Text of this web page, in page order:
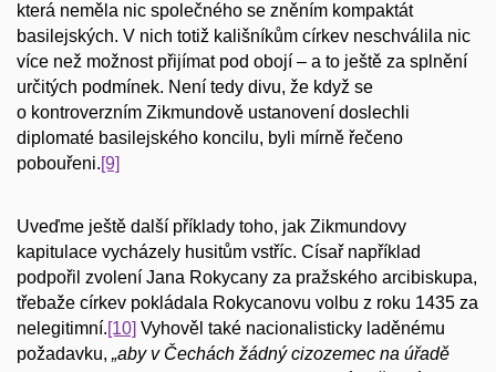
která neměla nic společného se zněním kompaktát
basilejských. V nich totiž kališníkům církev neschválila nic
více než možnost přijímat pod obojí – a to ještě za splnění
určitých podmínek. Není tedy divu, že když se
o kontroverzním Zikmundově ustanovení doslechli
diplomaté basilejského koncilu, byli mírně řečeno
pobouřeni.[9]
Uveďme ještě další příklady toho, jak Zikmundovy
kapitulace vycházely husitům vstříc. Císař například
podpořil zvolení Jana Rokycany za pražského arcibiskupa,
třebaže církev pokládala Rokycanovu volbu z roku 1435 za
nelegitimní.[10] Vyhověl také nacionalisticky laděnému
požadavku, „aby v Čechách žádný cizozemec na úřadě